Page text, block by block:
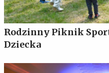
Rodzinny Piknik
Dziecka